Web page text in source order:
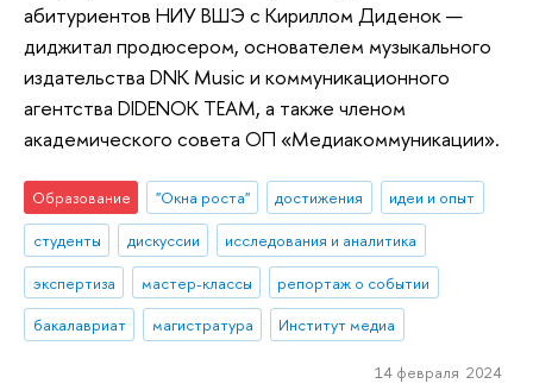
абитуриентов НИУ ВШЭ с Кириллом Диденок —
диджитал продюсером, основателем музыкального
издательства DNK Music и коммуникационного
агентства DIDENOK TEAM, а также членом
академического совета ОП «Медиакоммуникации».
Образование "Окна роста" достижения
идеи и опыт
студенты
дискуссии
исследования и аналитика
экспертиза
мастер-классы
репортаж о событии
бакалавриат
магистратура Институт медиа
14 февраля 2024